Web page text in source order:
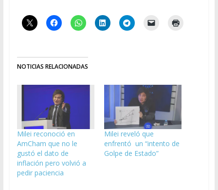
NOTICIAS RELACIONADAS
Milei reconoció en
AmCham que no le
gustó el dato de
inflación pero volvió a
pedir paciencia
Milei reveló que
enfrentó un “intento de
Golpe de Estado”